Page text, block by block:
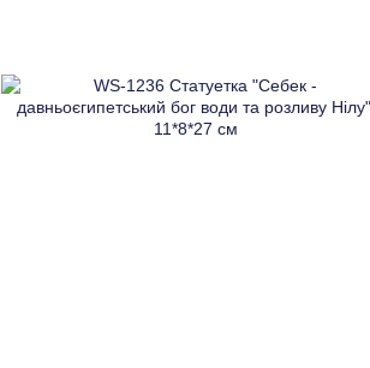
💼 Прикраса кабінету або робочого
✨ Колекціонування тематичних статуеток